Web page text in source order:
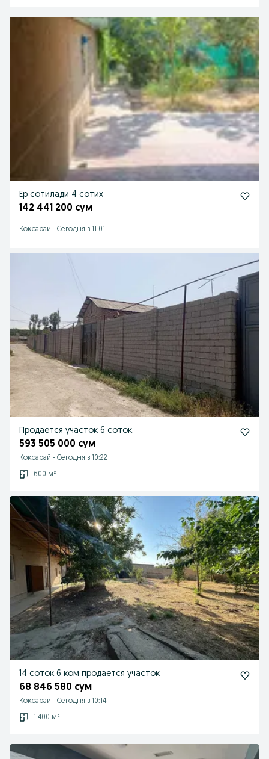
Ер сотилади 4 сотих
142 441 200 сум
Коксарай - Сегодня в 11:01
Продается участок 6 соток.
593 505 000 сум
Коксарай - Сегодня в 10:22
600 м²
14 соток 6 ком продается участок
68 846 580 сум
Коксарай - Сегодня в 10:14
1 400 м²